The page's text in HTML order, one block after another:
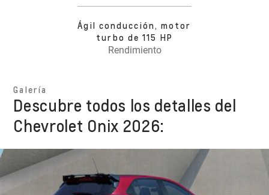
Ágil conducción, motor
turbo de 115 HP
Rendimiento
Galería
Descubre todos los detalles del
Chevrolet Onix 2026: